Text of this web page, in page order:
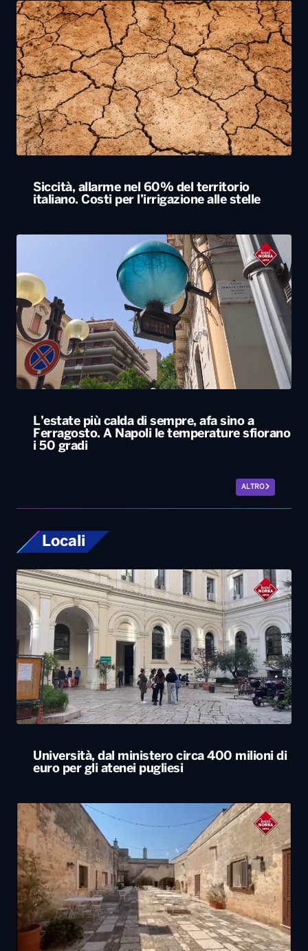
Siccità, allarme nel 60% del territorio
italiano. Costi per l’irrigazione alle stelle
L’estate più calda di sempre, afa sino a
Ferragosto. A Napoli le temperature sfiorano
i 50 gradi
ALTRO
Locali
Università, dal ministero circa 400 milioni di
euro per gli atenei pugliesi